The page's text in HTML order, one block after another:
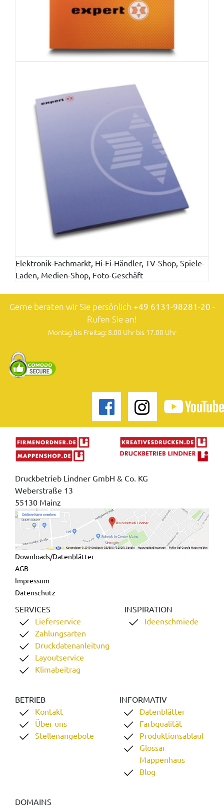
Elektronik-Fachmarkt, Hi-Fi-Händler, TV-Shop, Spiele-
Laden, Medien-Shop, Foto-Geschäft
Gerne beraten wir Sie persönlich +49 6131-98281-20 -
Rufen Sie an!
Montag bis Freitag: 8.00 Uhr bis 17.00 Uhr
Druckbetrieb Lindner GmbH & Co. KG
Weberstraße 13
55130 Mainz
Downloads/Datenblätter
AGB
Impressum
Datenschutz
SERVICES
Lieferservice
Zahlungsarten
Druckdatenanleitung
Layoutservice
Klimabeitrag
INSPIRATION
Ideenschmiede
BETRIEB
Kontakt
Über uns
Stellenangebote
INFORMATIV
Datenblätter
Farbqualität
Produktionsablauf
Glossar
Mappenhaus
Blog
DOMAINS